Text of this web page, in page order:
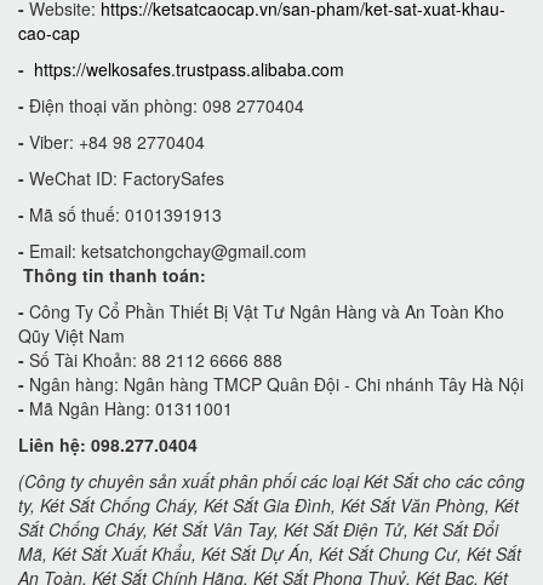
- Website: https://ketsatcaocap.vn/san-pham/ket-sat-xuat-khau-
cao-cap
- https://welkosafes.trustpass.alibaba.com
- Điện thoại văn phòng: 098 2770404
- Viber: +84 98 2770404
- WeChat ID: FactorySafes
- Mã số thuế: 0101391913
- Email: ketsatchongchay@gmail.com
Thông tin thanh toán:
- Công Ty Cổ Phần Thiết Bị Vật Tư Ngân Hàng và An Toàn Kho
Qũy Việt Nam
- Số Tài Khoản: 88 2112 6666 888
- Ngân hàng: Ngân hàng TMCP Quân Đội - Chi nhánh Tây Hà Nội
- Mã Ngân Hàng: 01311001
Liên hệ: 098.277.0404
(Công ty chuyên sản xuất phân phối các loại Két Sắt cho các công
ty, Két Sắt Chống Cháy, Két Sắt Gia Đình, Két Sắt Văn Phòng, Két
Sắt Chống Cháy, Két Sắt Vân Tay, Két Sắt Điện Tử, Két Sắt Đổi
Mã, Két Sắt Xuất Khẩu, Két Sắt Dự Án, Két Sắt Chung Cư, Két Sắt
An Toàn, Két Sắt Chính Hãng, Két Sắt Phong Thuỷ, Két Bạc, Két